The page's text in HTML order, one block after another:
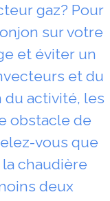
gaz? Pour
sur votre
et éviter un
et du
du activité, les
obstacle de
vous que
chaudière
deux